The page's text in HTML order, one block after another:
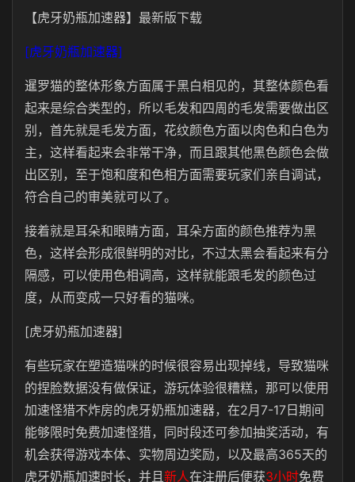
【虎牙奶瓶加速器】最新版下载
[虎牙奶瓶加速器]
暹罗猫的整体形象方面属于黑白相见的，其整体颜色看
起来是综合类型的，所以毛发和四周的毛发需要做出区
别，首先就是毛发方面，花纹颜色方面以肉色和白色为
主，这样看起来会非常干净，而且跟其他黑色颜色会做
出区别，至于饱和度和色相方面需要玩家们亲自调试，
符合自己的审美就可以了。
接着就是耳朵和眼睛方面，耳朵方面的颜色推荐为黑
色，这样会形成很鲜明的对比，不过太黑会看起来有分
隔感，可以使用色相调高，这样就能跟毛发的颜色过
度，从而变成一只好看的猫咪。
[虎牙奶瓶加速器]
有些玩家在塑造猫咪的时候很容易出现掉线，导致猫咪
的捏脸数据没有做保证，游玩体验很糟糕，那可以使用
加速怪猎不炸房的虎牙奶瓶加速器，在2月7-17日期间
能够限时免费加速怪猎，同时段还可参加抽奖活动，有
机会获得游戏本体、实物周边奖励，以及最高365天的
虎牙奶瓶加速时长， 并且新人在注册后便获3小时免费